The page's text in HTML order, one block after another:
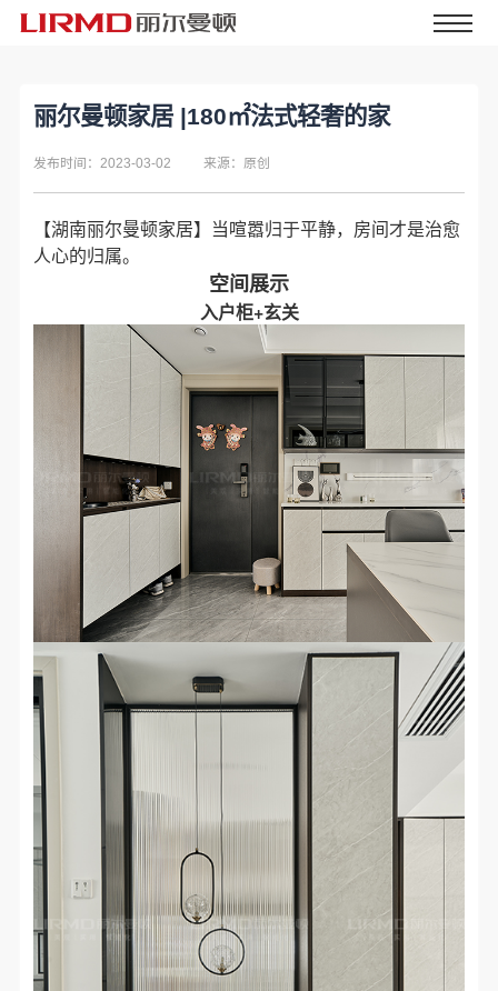
丽尔曼顿家居 |180㎡法式轻奢的家
发布时间：2023-03-02 来源：原创
【湖南丽尔曼顿家居】当喧嚣归于平静，房间才是治愈
人心的归属。
空间展示
入户柜+玄关